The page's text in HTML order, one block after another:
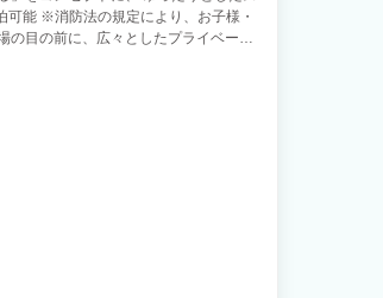
能 ※消防法の規定により、お子様・
目の前に、広々としたプライベート